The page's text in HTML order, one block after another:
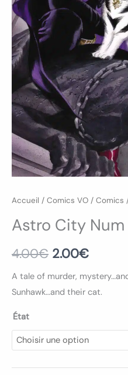
Accueil / Comics VO / Comics
Astro City
4.00€ 2.00€
A tale of murder,
Sunhawk…and their cat.
État